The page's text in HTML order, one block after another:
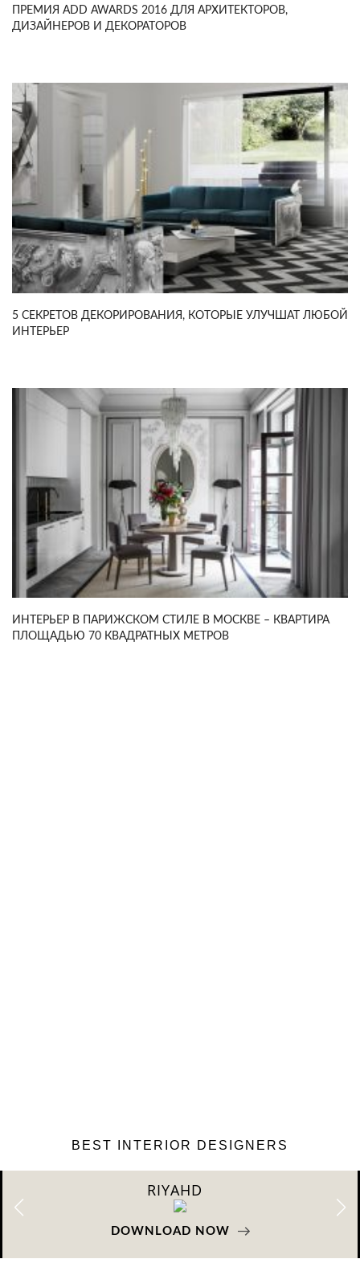
ПРЕМИЯ ADD AWARDS 2016 ДЛЯ АРХИТЕКТОРОВ,
ДИЗАЙНЕРОВ И ДЕКОРАТОРОВ
5 СЕКРЕТОВ ДЕКОРИРОВАНИЯ, КОТОРЫЕ УЛУЧШАТ ЛЮБОЙ
ИНТЕРЬЕР
ИНТЕРЬЕР В ПАРИЖСКОМ СТИЛЕ В МОСКВЕ – КВАРТИРА
ПЛОЩАДЬЮ 70 КВАДРАТНЫХ МЕТРОВ
BEST INTERIOR DESIGNERS
SHANGAI
DOWNLOAD NOW